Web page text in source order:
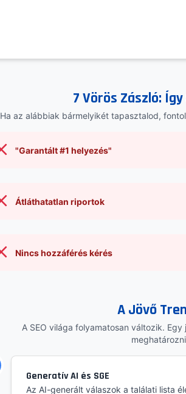
7 Vörös Zászló:
Ha az alábbiak bármelyikét tapasztalod,
"Garantált #1 helyezés"
Átláthatatlan riportok
Nincs hozzáférés kérés
A Jövő
A SEO világa folyamatosan változik.
Generatív AI és SGE
Az AI-generált válaszok a találati lista